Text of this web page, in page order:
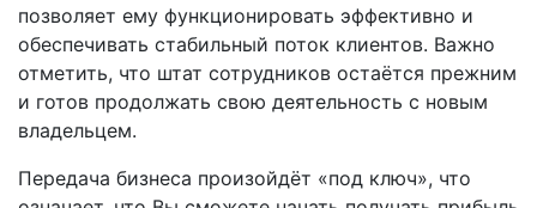
позволяет ему функционировать эффективно и
обеспечивать стабильный поток клиентов. Важно
отметить, что штат сотрудников остаётся прежним
и готов продолжать свою деятельность с новым
владельцем.
Передача бизнеса произойдёт «под ключ», что